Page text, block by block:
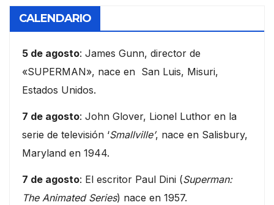
CALENDARIO
5 de agosto: James Gunn, director de
«SUPERMAN», nace en San Luis, Misuri,
Estados Unidos.
7 de agosto: John Glover, Lionel Luthor en la
serie de televisión ‘Smallville’, nace en Salisbury,
Maryland en 1944.
7 de agosto: El escritor Paul Dini (Superman:
The Animated Series) nace en 1957.